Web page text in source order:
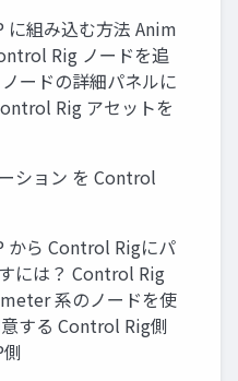
組み込む方法 Anim
Rig ノードを追
ードの詳細パネルに
Rig アセットを
ション を Control
から Control Rigにパ
には？ Control Rig
系のノードを使
する Control Rig側